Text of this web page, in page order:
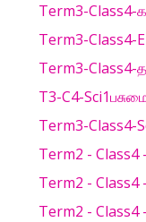
Term3-
Term3-Class4-
Term3-Class4-
T3-C4-
Term3-Class4-
Term2 - Class4
Term2 - Class4
Term2 -